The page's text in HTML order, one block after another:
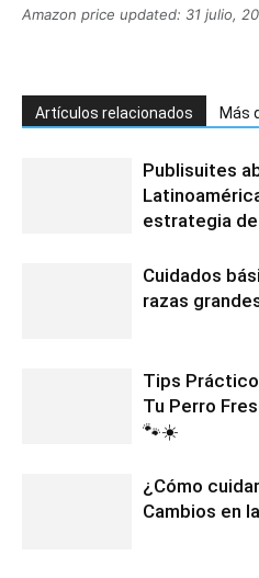
Amazon price updated: 31 julio,
Artículos relacionados Más
Publisuites
estrategia
Cuidados
razas
Tips
Tu Perro
🐾☀️
¿Cómo
Cambios en